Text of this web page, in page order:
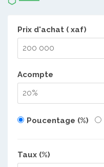
Prix d'achat ( xaf)
Acompte
Poucentage (%)
Taux (%)